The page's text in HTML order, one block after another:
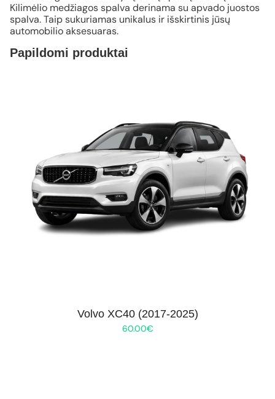
Kilimėlio medžiagos spalva derinama su apvado juostos
spalva. Taip sukuriamas unikalus ir išskirtinis jūsų
automobilio aksesuaras.
Papildomi produktai
Volvo XC40 (2017-2025)
60.00€